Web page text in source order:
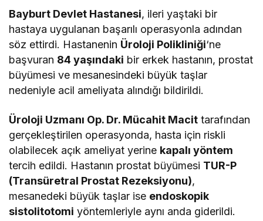
Bayburt Devlet Hastanesi, ileri yaştaki bir
hastaya uygulanan başarılı operasyonla adından
söz ettirdi. Hastanenin Üroloji Polikliniği‘ne
başvuran 84 yaşındaki bir erkek hastanın, prostat
büyümesi ve mesanesindeki büyük taşlar
nedeniyle acil ameliyata alındığı bildirildi.
Üroloji Uzmanı Op. Dr. Mücahit Macit tarafından
gerçekleştirilen operasyonda, hasta için riskli
olabilecek açık ameliyat yerine kapalı yöntem
tercih edildi. Hastanın prostat büyümesi TUR-P
(Transüretral Prostat Rezeksiyonu),
mesanedeki büyük taşlar ise endoskopik
sistolitotomi yöntemleriyle aynı anda giderildi.